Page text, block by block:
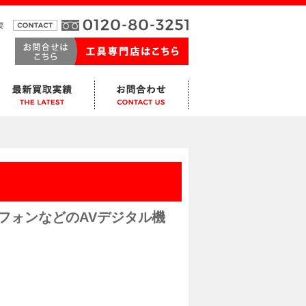
ォンなどのAVデジタル機